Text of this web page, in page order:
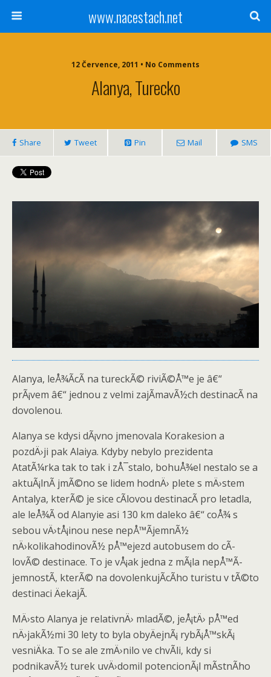
www.nacestach.net
12 Července, 2011 • No Comments
Alanya, Turecko
Share Tweet Pin Mail SMS
Alanya, leÅ¾Ã­cÃ­ na tureckÃ© riviÃ©Å™e je â€“
prÃ¡vem â€“ jednou z velmi zajÃ­mavÃ½ch destinacÃ­ na
dovolenou.
Alanya se kdysi dÃ¡vno jmenovala Korakesion a
pozdÄ›ji pak Alaiya. Kdyby nebylo prezidenta
AtatÃ¼rka tak to tak i zÅ¯stalo, bohuÅ¾el nestalo se a
aktuÃ¡lnÃ­ jmÃ©no se lidem hodnÄ› plete s mÄ›stem
Antalya, kterÃ© je sice cÃ­lovou destinacÃ­ pro letadla,
ale leÅ¾Ã­ od Alanyie asi 130 km daleko â€“ coÅ¾ s
sebou vÄ›tÅ¡inou nese nepÅ™Ã­jemnÃ½
nÄ›kolikahodinovÃ½ pÅ™ejezd autobusem do cÃ­
lovÃ© destinace. To je vÅ¡ak jedna z mÃ¡la nepÅ™Ã­
jemnostÃ­, kterÃ© na dovolenkujÃ­cÃ­ho turistu v tÃ©to
destinaci ÄekajÃ­.
MÄ›sto Alanya je relativnÄ› mladÃ©, jeÅ¡tÄ› pÅ™ed
nÄ›jakÃ½mi 30 lety to byla obyÄejnÃ¡ rybÃ¡Å™skÃ¡
vesniÄka. To se ale zmÄ›nilo ve chvÃ­li, kdy si
podnikavÃ½ turek uvÄ›domil potencionÃ¡l mÃ­stnÃ­ho